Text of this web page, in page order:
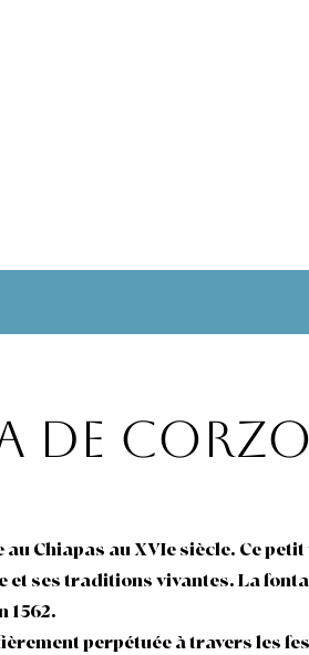
de Corzo
Chiapas au XVIe siècle. Ce
ses traditions vivantes. La
1562.
perpétuée à travers les